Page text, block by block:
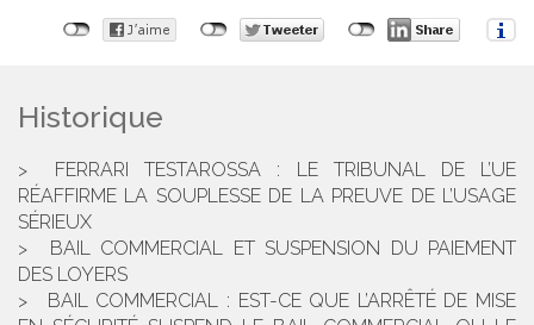
Historique
FERRARI TESTAROSSA : LE TRIBUNAL DE L’UE
RÉAFFIRME LA SOUPLESSE DE LA PREUVE DE L’USAGE
SÉRIEUX
BAIL COMMERCIAL ET SUSPENSION DU PAIEMENT
DES LOYERS
BAIL COMMERCIAL : EST-CE QUE L’ARRÊTÉ DE MISE